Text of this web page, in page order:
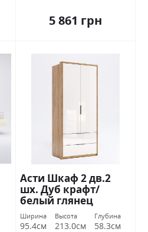
5 861 грн
Асти Шкаф 2 дв.2
шх. Дуб крафт/
белый глянец
Миромарк
Ширина
95.4см
Высота
213.0см
Глубина
58.3см